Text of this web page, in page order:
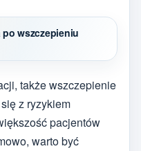
wszczepieniu
także wszczepienie
z ryzykiem
pacjentów
warto być